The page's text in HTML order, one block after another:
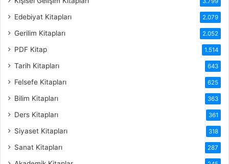
Edebiyat Kitapları 2.079
Gerilim Kitapları 2.052
PDF Kitap 1.514
Tarih Kitapları 643
Felsefe Kitapları 625
Bilim Kitapları 363
Ders Kitapları 361
Siyaset Kitapları 318
Sanat Kitapları 287